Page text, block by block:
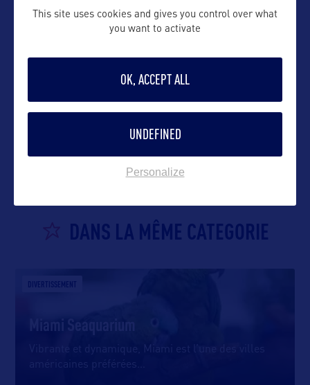
DANS LA MÊME CATEGORIE
DIVERTISSEMENT
Miami Seaquarium
Vibrante et dynamique, Miami est l’une des villes
américaines préférées
This site uses cookies and gives you control over what
you want to activate
OK, ACCEPT ALL
UNDEFINED
Personalize